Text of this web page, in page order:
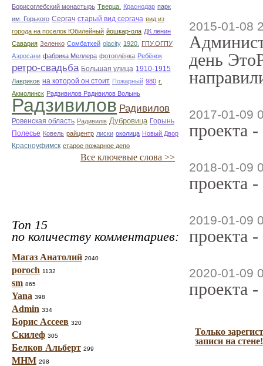
Борисоглебский монастырь Тверца. Краснодар парк
им. Горького Сергач старый вид сергача вид из
города на поселок Юбилейный йошкар-ола ДК ленин
Савария Зеленко Сомбатхей olacity 1920.
ГПУ.ОГПУ
Аэросани фабрика Меллера фотоплёнка Ребёнок
ретро-свадьба Большая улица 1910-1915
Лавриков на которой он стоит Пожарный 980 г.
Акмолинск Радзивилов Радивилов Волынь
Радзивилов Радивилов
Ровенская область Радивилiв Дубровица Горынь
Полесье Ковель райцентр лиски околица Новый Двор
Красноуфимск старое пожарное депо
Все ключевые слова >>
Топ 15
по количеству комментариев:
Магаз Анатолий 2040
poroch 1132
sm 865
Yana 398
Admin 334
Борис Ассеев 320
Скилеф 305
Белков Альберт 299
МНМ 298
2015-01-08
день
2017-01-09
проекта
2018-01-09
проекта
2019-01-09
проекта
2020-01-09
проекта
Только
записи на стене!